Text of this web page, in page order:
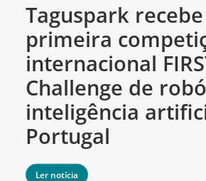
Taguspark recebe
primeira
internacional
Challenge de
inteligência
Portugal
Ler notícia